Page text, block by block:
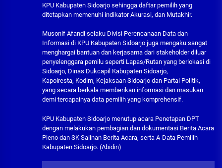
KPU Kabupaten Sidoarjo sehingga daftar pemilih yang
ditetapkan memenuhi indikator Akurasi, dan Mutakhir.
Musonif Afandi selaku Divisi Perencanaan Data dan
Informasi di KPU Kabupaten Sidoarjo juga mengaku sangat
menghargai bantuan dan kerjasama dari stakeholder diluar
penyelenggara pemilu seperti Lapas/Rutan yang berlokasi di
Sidoarjo, Dinas Dukcapil Kabupaten Sidoarjo,
Kapolresta, Kodim, Kejaksaan Sidoarjo dan Partai Politik,
yang secara berkala memberikan informasi dan masukan
demi tercapainya data pemilih yang komprehensif.
KPU Kabupaten Sidoarjo menutup acara Penetapan DPT
dengan melakukan pembagian dan dokumentasi Berita Acara
Pleno dan SK Salinan Berita Acara, serta A-Data Pemilih
Kabupaten Sidoarjo. (Abidin)